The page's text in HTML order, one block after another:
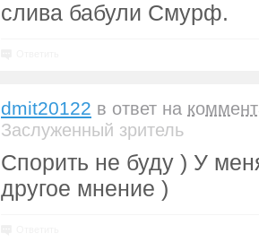
слива бабули Смурф.
dmit20122 в ответ на
Заслуженный зритель
Спорить не буду ) У
другое мнение )